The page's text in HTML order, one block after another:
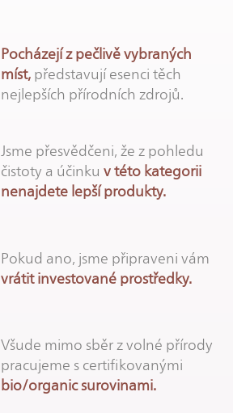
Pocházejí z pečlivě vybraných
míst, představují esenci těch
nejlepších přírodních zdrojů.
Jsme přesvědčeni, že z pohledu
čistoty a účinku v této kategorii
nenajdete lepší produkty.
Pokud ano, jsme připraveni vám
vrátit investované prostředky.
Všude mimo sběr z volné přírody
pracujeme s certifikovanými
bio/organic surovinami.